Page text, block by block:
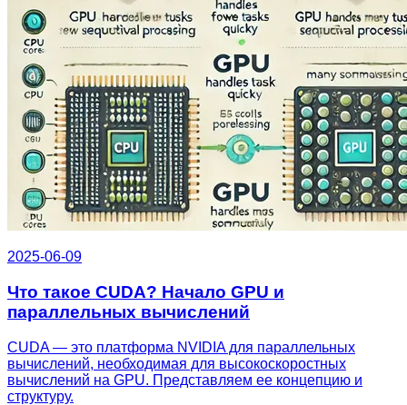
2025-06-09
Что такое CUDA? Начало GPU и
параллельных вычислений
CUDA — это платформа NVIDIA для параллельных
вычислений, необходимая для высокоскоростных
вычислений на GPU. Представляем ее концепцию и
структуру.